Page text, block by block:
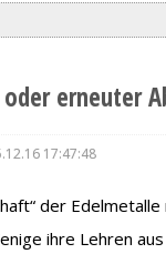
erneuter
17:47:48
der
ihre Lehren